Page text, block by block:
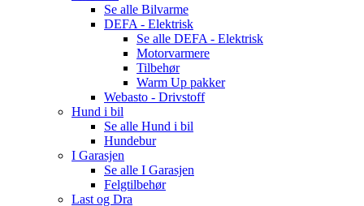
Se alle Bilvarme
DEFA - Elektrisk
Se alle DEFA - Elektrisk
Motorvarmere
Tilbehør
Warm Up pakker
Webasto - Drivstoff
Hund i bil
Se alle Hund i bil
Hundebur
I Garasjen
Se alle I Garasjen
Felgtilbehør
Last og Dra